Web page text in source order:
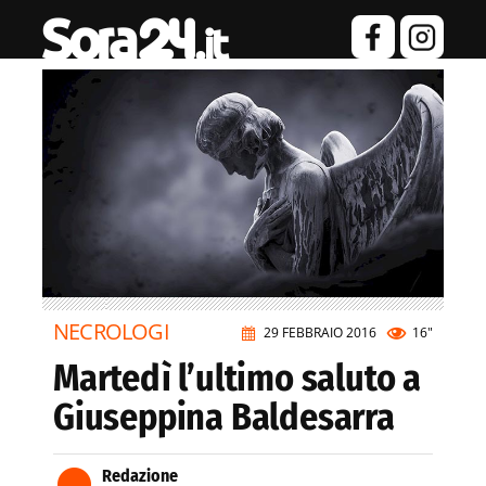
29 FEBBRAIO 2016 16"
NECROLOGI
Martedì l’ultimo saluto a
Giuseppina Baldesarra
Redazione